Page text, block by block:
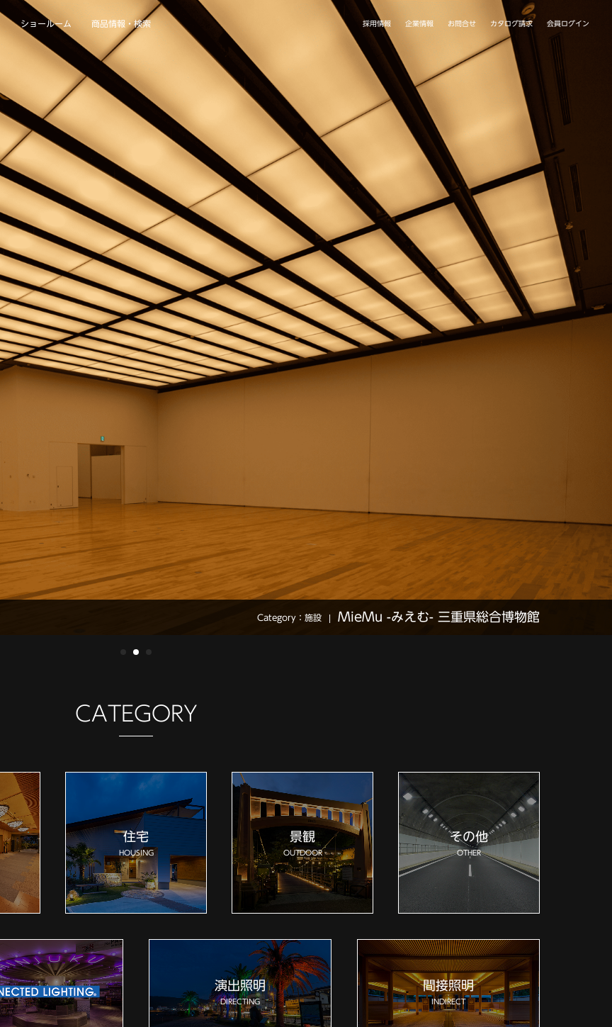
ショールーム 商品情報・検索 採用情報 企業情報 お問合せ カタログ請求 会員ログイン
Category：店舗 シェアサロン金沢店
Category： 施設 MieMu -みえむ- 三重県総合博物館
Category：景観 三島スカイウォーク
CATEGORY
住宅
HOUSING
景観
OUTDOOR
その他
OTHER
演出照明
DIRECTING
間接照明
INDIRECT